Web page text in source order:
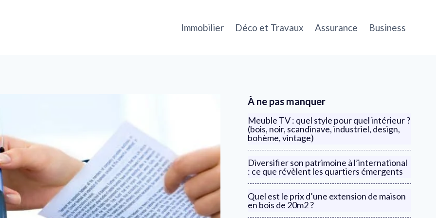
Immobilier Déco et Travaux Assurance Business
À ne pas manquer
Meuble TV : quel style pour quel intérieur ?
(bois, noir, scandinave, industriel, design,
bohème, vintage)
Diversifier son patrimoine à l’international
: ce que révèlent les quartiers émergents
Quel est le prix d’une extension de maison
en bois de 20m2 ?